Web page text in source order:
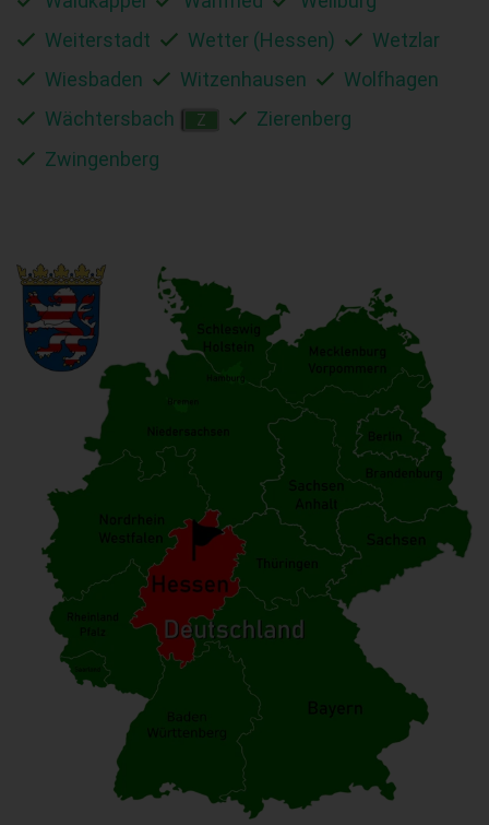
Weiterstadt
Wetter (Hessen)
Wetzlar
Wiesbaden
Witzenhausen
Wolfhagen
Wächtersbach
Z
Zierenberg
Zwingenberg